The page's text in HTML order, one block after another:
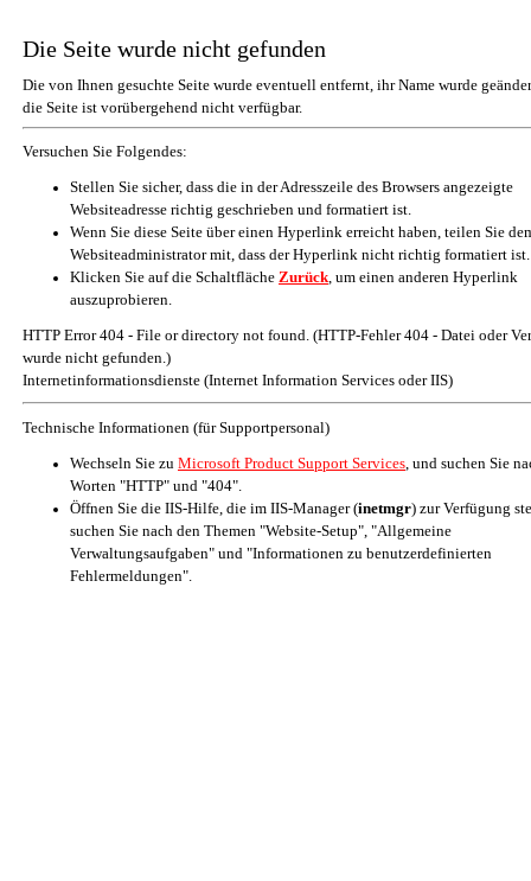
Die Seite wurde nicht gefunden
Die von Ihnen gesuchte Seite wurde eventuell entfernt, ihr Name wurde
die Seite ist vorübergehend nicht verfügbar.
Versuchen Sie Folgendes:
Stellen Sie sicher, dass die in der Adresszeile des Browsers angezeigte
Websiteadresse richtig geschrieben und formatiert ist.
Wenn Sie diese Seite über einen Hyperlink erreicht haben, teilen Sie
Websiteadministrator mit, dass der Hyperlink nicht richtig formatiert ist.
Klicken Sie auf die Schaltfläche Zurück, um einen anderen Hyperlink
auszuprobieren.
HTTP Error 404 - File or directory not found. (HTTP-Fehler 404 - Datei oder
wurde nicht gefunden.)
Internetinformationsdienste (Internet Information Services oder IIS)
Technische Informationen (für Supportpersonal)
Wechseln Sie zu Microsoft Product Support Services , und suchen Sie
Worten "HTTP" und "404".
Öffnen Sie die IIS-Hilfe, die im IIS-Manager (inetmgr) zur Verfügung
suchen Sie nach den Themen "Website-Setup", "Allgemeine
Verwaltungsaufgaben" und "Informationen zu benutzerdefinierten
Fehlermeldungen".